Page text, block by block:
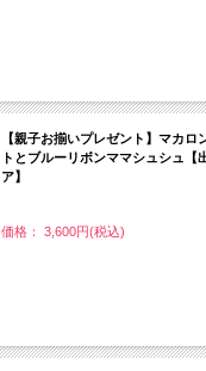
【親子お揃いプレゼント】マカロ
トとブルーリボンママシュシュ【
ア】
価格： 3,600円(税込)